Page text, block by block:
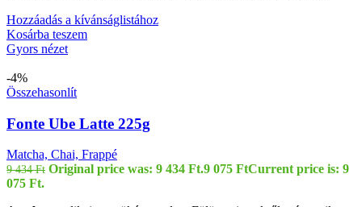
Hozzáadás a kívánságlistához
Kosárba teszem
Gyors nézet
-4%
Összehasonlít
Fonte Ube Latte 225g
Matcha, Chai, Frappé
9 434Ft Original price was: 9 434 Ft.9 075 FtCurrent price is: 9
075 Ft.